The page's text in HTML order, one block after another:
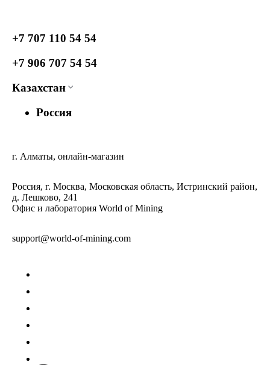
+7 707 110 54 54
+7 906 707 54 54
Казахстан
Россия
г. Алматы, онлайн-магазин
Россия, г. Москва, Московская область, Истринский район,
д. Лешково, 241
Офис и лаборатория World of Mining
support@world-of-mining.com